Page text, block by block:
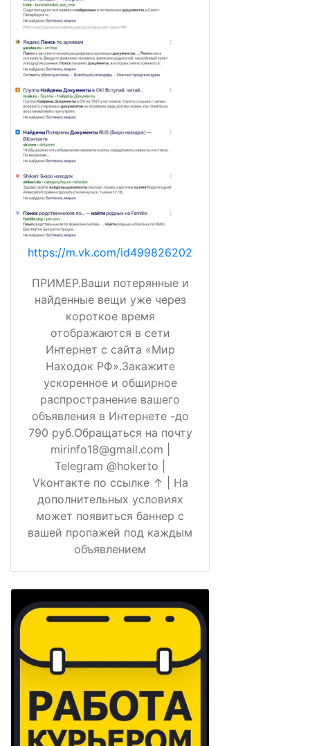
https://m.vk.com/id499826202
ПРИМЕР.Ваши потерянные и
найденные вещи уже через
короткое время
отображаются в сети
Интернет с сайта «Мир
Находок РФ».Закажите
ускоренное и обширное
распространение вашего
объявления в Интернете -до
790 руб.Обращаться на почту
mirinfo18@gmail.com |
Telegram @hokerto |
Vkонтакте по ссылке ↑ | На
дополнительных условиях
может появиться баннер с
вашей пропажей под каждым
объявлением